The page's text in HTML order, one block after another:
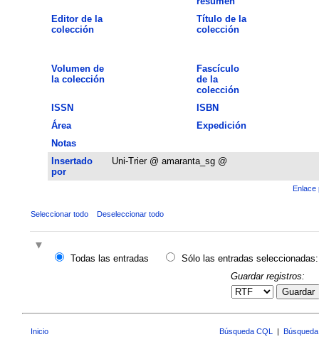
Editor de la
colección
Título de la
colección
Volumen de
la colección
Fascículo
de la
colección
ISSN
ISBN
Área
Expedición
Notas
Insertado
por
Uni-Trier @ amaranta_sg @
Enlace
Seleccionar todo Deseleccionar todo
Todas las entradas
Sólo las entradas seleccionadas:
Guardar registros:
Guardar
Inicio Búsqueda CQL